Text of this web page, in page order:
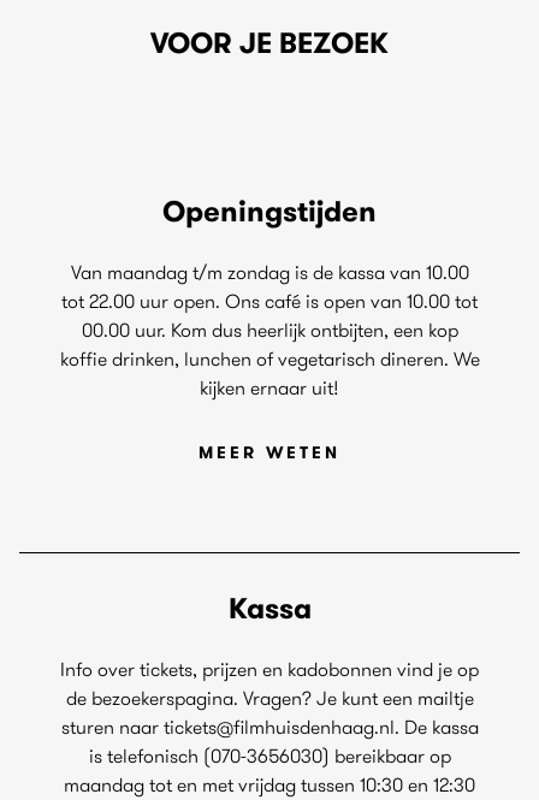
VOOR JE BEZOEK
Openingstijden
Van maandag t/m zondag is de kassa van 10.00
tot 22.00 uur open. Ons café is open van 10.00 tot
00.00 uur. Kom dus heerlijk ontbijten, een kop
koffie drinken, lunchen of vegetarisch dineren. We
kijken ernaar uit!
MEER WETEN
Kassa
Info over tickets, prijzen en kadobonnen vind je op
de bezoekerspagina. Vragen? Je kunt een mailtje
sturen naar tickets@filmhuisdenhaag.nl. De kassa
is telefonisch (070-3656030) bereikbaar op
maandag tot en met vrijdag tussen 10:30 en 12:30